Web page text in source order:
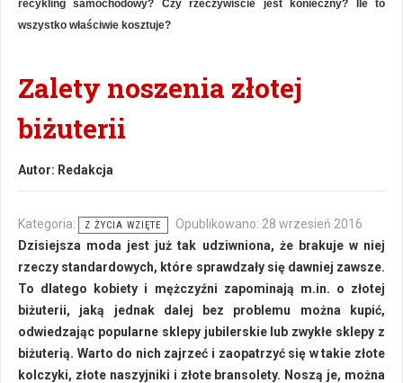
recykling samochodowy? Czy rzeczywiście jest konieczny? Ile to
wszystko właściwie kosztuje?
Zalety noszenia złotej
biżuterii
Autor: Redakcja
Kategoria: Z ŻYCIA WZIĘTE
Opublikowano: 28 wrzesień 2016
Dzisiejsza moda jest już tak udziwniona, że brakuje w niej
rzeczy standardowych, które sprawdzały się dawniej zawsze.
To dlatego kobiety i mężczyźni zapominają m.in. o złotej
biżuterii, jaką jednak dalej bez problemu można kupić,
odwiedzając popularne sklepy jubilerskie lub zwykłe sklepy z
biżuterią. Warto do nich zajrzeć i zaopatrzyć się w takie złote
kolczyki, złote naszyjniki i złote bransolety. Noszą je, można